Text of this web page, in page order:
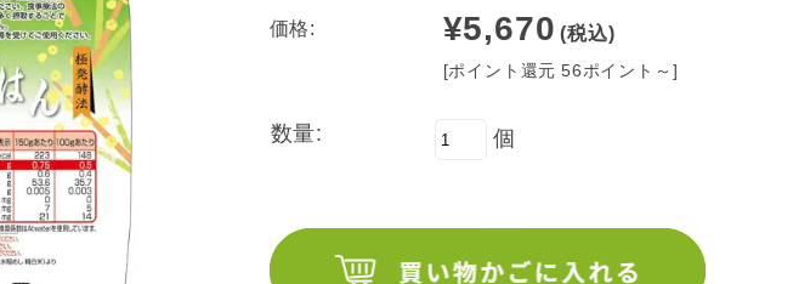
価格: ¥5,670 (税込)
[ポイント還元 56ポイント～]
数量: 個